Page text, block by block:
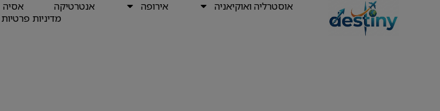
אוסטרליה ואוקיאניה אירופה אנטרטיקה אסיה
מדיניות פרטיות